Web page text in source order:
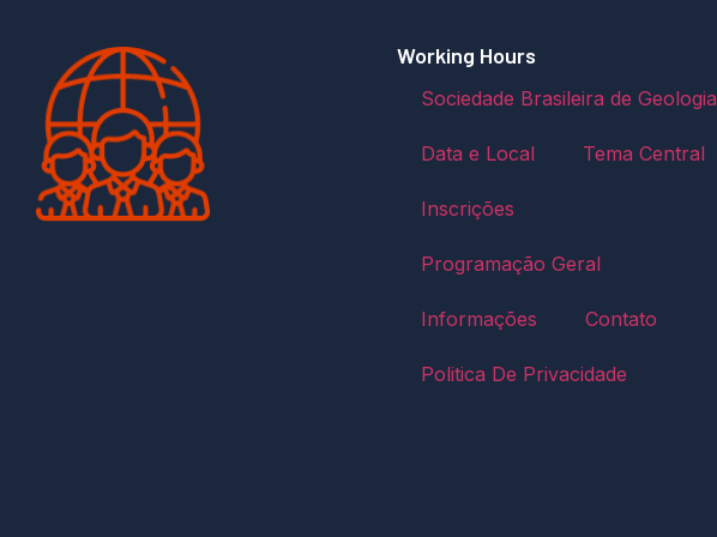
Working Hours
Sociedade Brasileira de Geologia
Data e Local Tema Central
Inscrições
Programação Geral
Informações Contato
Politica De Privacidade